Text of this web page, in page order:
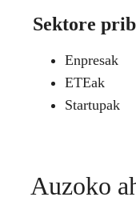
Sektore
Enpresak
ETEak
Startupak
Auzoko